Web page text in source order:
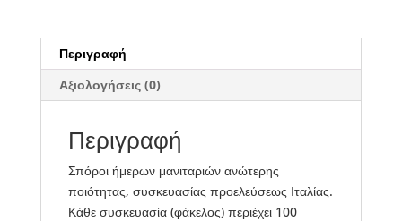
Περιγραφή
Αξιολογήσεις (0)
Περιγραφή
Σπόροι ήμερων μανιταριών ανώτερης
ποιότητας, συσκευασίας προελεύσεως Ιταλίας.
Κάθε συσκευασία (φάκελος) περιέχει 100